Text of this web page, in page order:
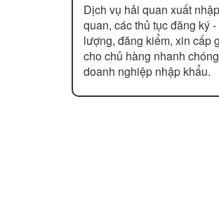
Dịch vụ hải quan xuất
quan, các thủ tục đăng ký
lượng, đăng kiểm, xin cấp
cho chủ hàng nhanh
doanh nghiệp nhập khẩu.